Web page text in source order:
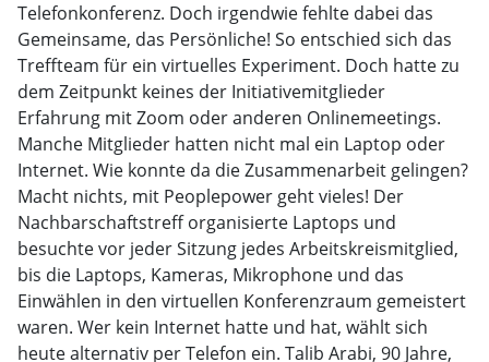
Telefonkonferenz. Doch irgendwie fehlte dabei das
Gemeinsame, das Persönliche! So entschied sich das
Treffteam für ein virtuelles Experiment. Doch hatte zu
dem Zeitpunkt keines der Initiativemitglieder
Erfahrung mit Zoom oder anderen Onlinemeetings.
Manche Mitglieder hatten nicht mal ein Laptop oder
Internet. Wie konnte da die Zusammenarbeit gelingen?
Macht nichts, mit Peoplepower geht vieles! Der
Nachbarschaftstreff organisierte Laptops und
besuchte vor jeder Sitzung jedes Arbeitskreismitglied,
bis die Laptops, Kameras, Mikrophone und das
Einwählen in den virtuellen Konferenzraum gemeistert
waren. Wer kein Internet hatte und hat, wählt sich
heute alternativ per Telefon ein. Talib Arabi, 90 Jahre,